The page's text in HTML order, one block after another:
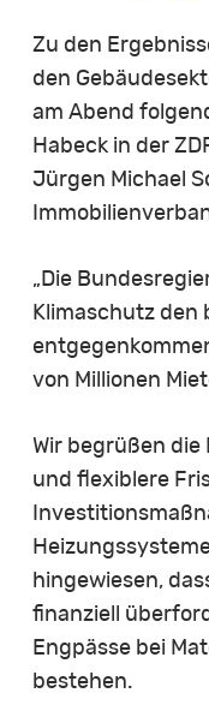
Zu den
den
am Abend
Habeck in der
Jürgen Michael
„Die
Klimaschutz
von Millionen
Wir begrüßen
und flexiblere
hingewiesen,
finanziell
Engpässe bei
bestehen.